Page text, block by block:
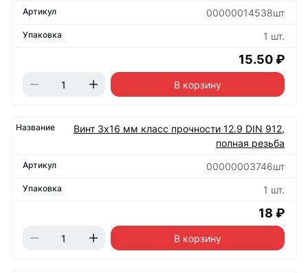
00000014538шт
1 шт.
15.50 ₽
В корзину
Винт 3х16 мм класс прочности 12.9 DIN 912,
полная резьба
00000003746шт
1 шт.
18 ₽
В корзину